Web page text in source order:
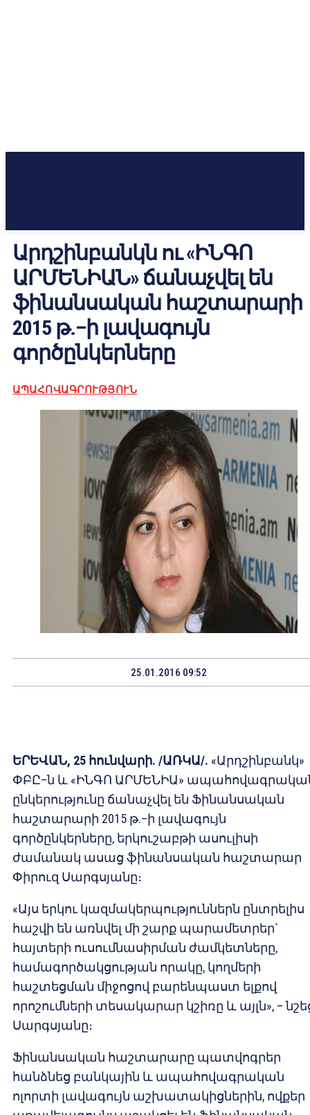
Արդշինբանկն ու «ԻՆԳՈ
ԱՐՄԵՆԻԱՆ» ճանաչվել են
ֆինանսական հաշտարարի
2015 թ.–ի լավագույն
գործընկերները
ԱՊԱՀՈՎԱԳՐՈՒԹՅՈՒՆ
25.01.2016 09:52
ԵՐԵՎԱՆ, 25 հունվարի. /ԱՌԿԱ/. «Արդշինբանկ»
ՓԲԸ–ն և «ԻՆԳՈ ԱՐՄԵՆԻԱ»
ընկերությունը ճանաչվել են Ֆինանսական
հաշտարարի 2015 թ.–ի լավագույն
գործընկերները, երկուշաբթի ասուլիսի
ժամանակ ասաց ֆինանսական հաշտարար
Փիրուզ Սարգսյանը։
«Այս երկու կազմակերպություններն ընտրելիս
հաշվի են առնվել մի շարք պարամետրեր`
հայտերի ուսումնասիրման ժամկետները,
համագործակցության որակը, կողմերի
հաշտեցման միջոցով բարենպաստ ելքով
որոշումների տեսակարար կշիռը և այլն», –
Սարգսյանը։
Ֆինանսական հաշտարարը պատվոգրեր
հանձնեց բանկային և ապահովագրական
ոլորտի լավագույն աշխատակիցներին, ովքեր